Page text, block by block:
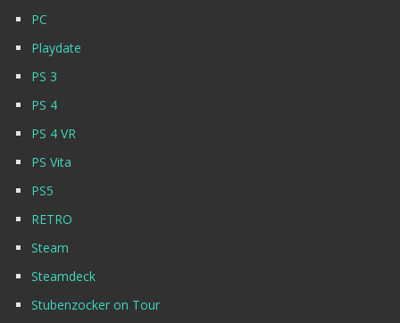
PC
Playdate
PS 3
PS 4
PS 4 VR
PS Vita
PS5
RETRO
Steam
Steamdeck
Stubenzocker on Tour